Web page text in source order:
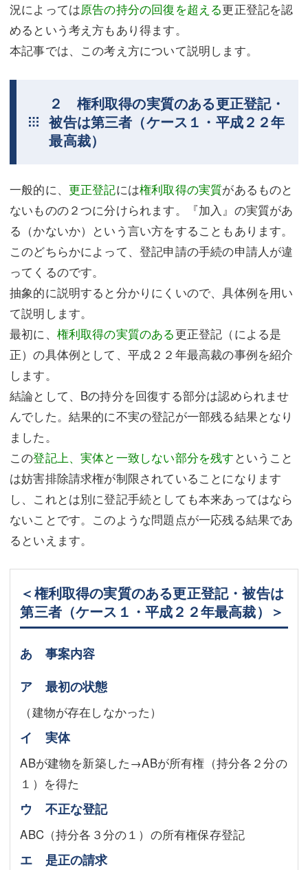
況によっては原告の持分の回復を超える更正登記を認
めるという考え方もあり得ます。
本記事では、この考え方について説明します。
２ 権利取得の実質のある更正登記・
被告は第三者（ケース１・平成２２年
最高裁）
一般的に、 更正登記には権利取得の実質があるものと
ないものの２つに分けられます。『加入』の実質があ
る（かないか）という言い方をすることもあります。
このどちらかによって、登記申請の手続の申請人が違
ってくるのです。
抽象的に説明すると分かりにくいので、具体例を用い
て説明します。
最初に、 権利取得の実質のある更正登記（による是
正）の具体例として、平成２２年最高裁の事例を紹介
します。
結論として、Bの持分を回復する部分は認められませ
んでした。結果的に不実の登記が一部残る結果となり
ました。
この登記上、実体と一致しない部分を残す ということ
は妨害排除請求権が制限されていることになります
し、これとは別に登記手続としても本来あってはなら
ないことです。このような問題点が一応残る結果であ
るといえます。
＜権利取得の実質のある更正登記・被告は
第三者（ケース１・平成２２年最高裁）＞
あ 事案内容
ア 最初の状態
（建物が存在しなかった）
イ 実体
ABが建物を新築した→ABが所有権（持分各２分の
１）を得た
ウ 不正な登記
ABC（持分各３分の１）の所有権保存登記
エ 是正の請求